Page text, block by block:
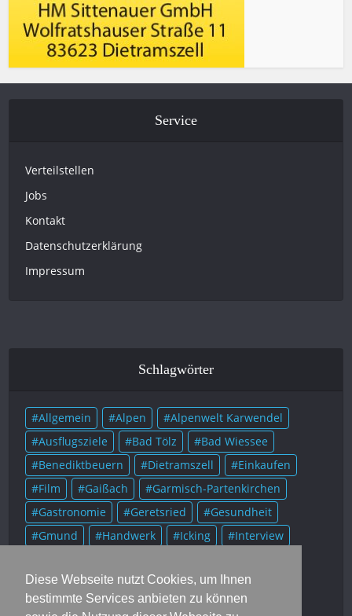
Diese Webseite nutzt Cookies, um Ihnen
bestimmte Services anbieten zu können
Service
Verteilstellen
Jobs
Kontakt
Datenschutzerklärung
Impressum
Schlagwörter
Allgemein Alpen
Alpenwelt Karwendel
Ausflugsziele
Bad Tölz
Bad Wiessee
Benediktbeuern
Dietramszell
Einkaufen
Film
Gaißach
Garmisch-Partenkirchen
Gastronomie
Geretsried
Gesundheit
Gmund
Handwerk Icking
Interview
Mittenwald
Murnau Museum
München
Münsing Oberammergau